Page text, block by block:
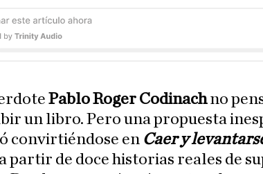
Pablo Roger Codinachno
un libro. Pero una propuesta
convirtiéndose en Caer y
partir de doce historias reales de